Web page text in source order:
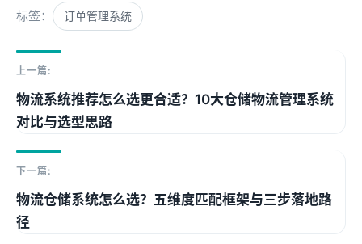
标签： 订单管理系统
上一篇:
物流系统推荐怎么选更合适？10大仓储物流管理系统
对比与选型思路
下一篇:
物流仓储系统怎么选？五维度匹配框架与三步落地路
径